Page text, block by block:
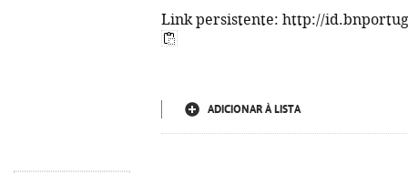
Link persistente: http://
ADICIONAR À LISTA